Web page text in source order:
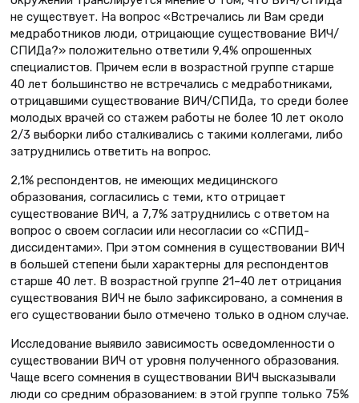
не существует. На вопрос «Встречались ли Вам среди
медработников люди, отрицающие существование ВИЧ/
СПИДа?» положительно ответили 9,4% опрошенных
специалистов. Причем если в возрастной группе старше
40 лет большинство не встречались с медработниками,
отрицавшими существование ВИЧ/СПИДа, то среди более
молодых врачей со стажем работы не более 10 лет около
2/3 выборки либо сталкивались с такими коллегами, либо
затруднились ответить на вопрос.
2,1% респондентов, не имеющих медицинского
образования, согласились с теми, кто отрицает
существование ВИЧ, а 7,7% затруднились с ответом на
вопрос о своем согласии или несогласии со «СПИД-
диссидентами». При этом сомнения в существовании ВИЧ
в большей степени были характерны для респондентов
старше 40 лет. В возрастной группе 21–40 лет отрицания
существования ВИЧ не было зафиксировано, а сомнения в
его существовании было отмечено только в одном случае.
Исследование выявило зависимость осведомленности о
существовании ВИЧ от уровня полученного образования.
Чаще всего сомнения в существовании ВИЧ высказывали
люди со средним образованием: в этой группе только 75%